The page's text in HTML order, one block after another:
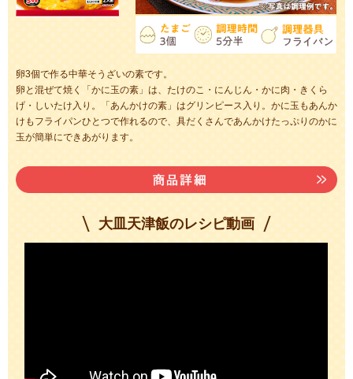
卵3個で作る中華そうざいの素です。
卵と混ぜて焼く「かに玉の素」は、たけのこ・にんじん・かに肉・きくら
げ・しいたけ入り。「あんかけの素」はグリンピース入り。かに玉もあんか
けもフライパンひとつで作れるので、具だくさんであんかけたっぷりのかに
玉が簡単にできあがります。
大皿天津飯のレシピ動画